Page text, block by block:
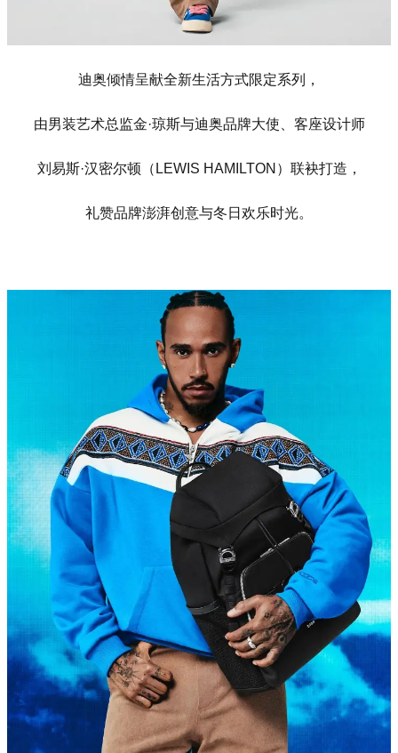
迪奥倾情呈献全新生活方式限定系列，
由男装艺术总监金·琼斯与迪奥品牌大使、客座设计师
刘易斯·汉密尔顿（LEWIS HAMILTON）联袂打造，
礼赞品牌澎湃创意与冬日欢乐时光。